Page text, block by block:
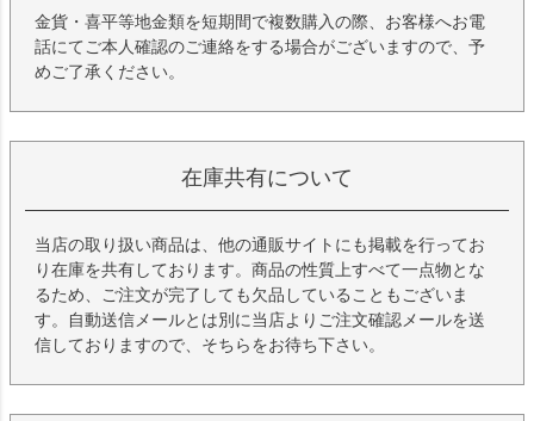
金貨・喜平等地金類を短期間で複数購入の際、お客様へお電
話にてご本人確認のご連絡をする場合がございますので、予
めご了承ください。
在庫共有について
当店の取り扱い商品は、他の通販サイトにも掲載を行ってお
り在庫を共有しております。商品の性質上すべて一点物とな
るため、ご注文が完了しても欠品していることもございま
す。自動送信メールとは別に当店よりご注文確認メールを送
信しておりますので、そちらをお待ち下さい。